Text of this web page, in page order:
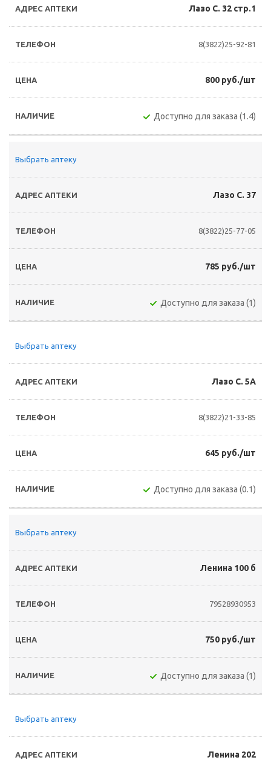
Лазо С. 32 стр.1
8(3822)25-92-81
800 руб./шт
Доступно для заказа (1.4)
Выбрать аптеку
Лазо С. 37
8(3822)25-77-05
785 руб./шт
Доступно для заказа (1)
Выбрать аптеку
Лазо С. 5А
8(3822)21-33-85
645 руб./шт
Доступно для заказа (0.1)
Выбрать аптеку
Ленина 100 б
79528930953
750 руб./шт
Доступно для заказа (1)
Выбрать аптеку
Ленина 202